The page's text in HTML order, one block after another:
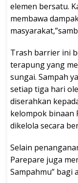
elemen bersatu.
membawa
Trash barrier ini
terapung yang
sungai. Sampah
setiap tiga hari
diserahkan
kelompok binaan
dikelola secara
Selain
Parepare juga
Sampahmu” bagi